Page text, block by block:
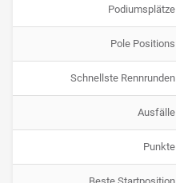
Podiumsplätze
Pole Positions
Schnellste Rennrunden
Ausfälle
Punkte